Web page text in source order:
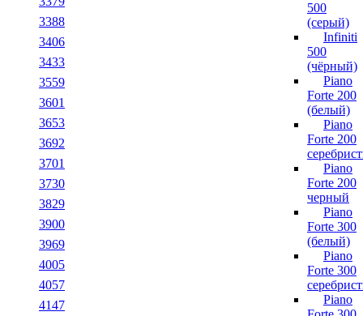
500
(серый)
Infiniti
500
(чёрный)
Piano
Forte 200
(белый)
Piano
Forte 200
Piano
Forte 200
черный
Piano
Forte 300
(белый)
Piano
Forte 300
Piano
3388
3406
3433
3559
3601
3653
3692
3701
3730
3829
3900
3969
4005
4057
4147